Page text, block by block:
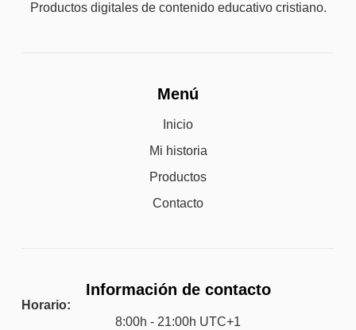
Productos digitales de contenido educativo cristiano.
Menú
Inicio
Mi historia
Productos
Contacto
Información de contacto
Horario:
8:00h - 21:00h UTC+1